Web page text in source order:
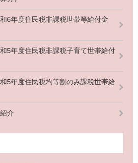
6年度住民税非課税世帯等給付金
5年度住民税非課税子育て世帯給付
5年度住民税均等割のみ課税世帯給
介